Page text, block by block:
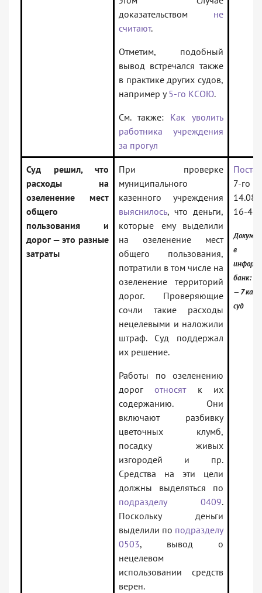
доказательством не
считают.
Отметим, подобный
вывод встречался также
в практике других судов,
например у5-го КСОЮ.
См. также: Как уволить
работника учреждения
за прогул
Суд решил, что
расходы на
озеленение мест
общего
пользования и
дорог — это разные
затраты
При проверке
муниципального
казенного учреждения
выяснилось, что деньги,
которые ему выделили
на озеленение мест
общего пользования,
потратили в том числе на
озеленение территорий
дорог. Проверяющие
сочли такие расходы
нецелевыми и наложили
штраф. Суд поддержал
их решение.
Работы по озеленению
дороготносятк их
содержанию. Они
включают разбивку
цветочных клумб,
посадку живых
изгородей и пр.
Средства на эти цели
должны выделяться по
подразделу 0409.
Поскольку деньги
выделили по подразделу
0503, вывод о
нецелевом
использовании средств
верен.
7-го
16-
в
банк:
— 7
суд